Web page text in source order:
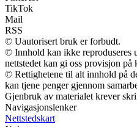
TikTok
Mail
RSS
© Uautorisert bruk er forbudt.
© Innhold kan ikke reproduseres
nettstedet kan gi oss provisjon på
© Rettighetene til alt innhold på
kan tjene penger gjennom
Gjenbruk av materialet krever
Navigasjonslenker
Nettstedskart